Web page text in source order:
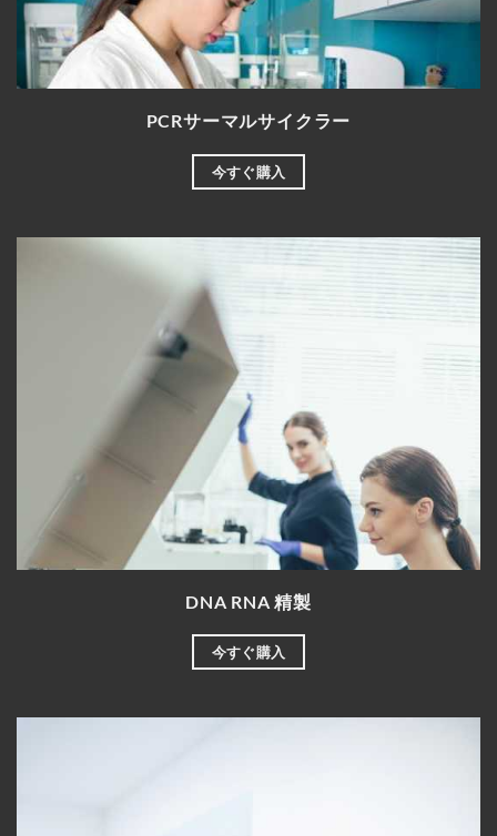
PCRサーマルサイクラー
今すぐ購入
DNA RNA 精製
今すぐ購入